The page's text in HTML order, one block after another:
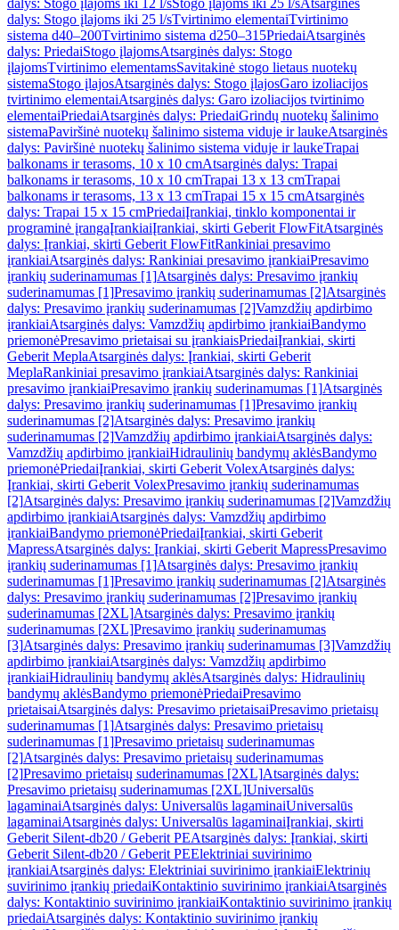
dalys: Stogo įlajoms iki 12 l/sStogo įlajoms iki 25 l/sAtsarginės
dalys: Stogo įlajoms iki 25 l/sTvirtinimo elementaiTvirtinimo
sistema d40–200Tvirtinimo sistema d250–315PriedaiAtsarginės
dalys: PriedaiStogo įlajomsAtsarginės dalys: Stogo
įlajomsTvirtinimo elementamsSavitakinė stogo lietaus nuotekų
sistemaStogo įlajosAtsarginės dalys: Stogo įlajosGaro izoliacijos
tvirtinimo elementaiAtsarginės dalys: Garo izoliacijos tvirtinimo
elementaiPriedaiAtsarginės dalys: PriedaiGrindų nuotekų šalinimo
sistemaPaviršinė nuotekų šalinimo sistema viduje ir laukeAtsarginės
dalys: Paviršinė nuotekų šalinimo sistema viduje ir laukeTrapai
balkonams ir terasoms, 10 x 10 cmAtsarginės dalys: Trapai
balkonams ir terasoms, 10 x 10 cmTrapai 13 x 13 cmTrapai
balkonams ir terasoms, 13 x 13 cmTrapai 15 x 15 cmAtsarginės
dalys: Trapai 15 x 15 cmPriedaiĮrankiai, tinklo komponentai ir
programinė įrangaĮrankiaiĮrankiai, skirti Geberit FlowFitAtsarginės
dalys: Įrankiai, skirti Geberit FlowFitRankiniai presavimo
įrankiaiAtsarginės dalys: Rankiniai presavimo įrankiaiPresavimo
įrankių suderinamumas [1]Atsarginės dalys: Presavimo įrankių
suderinamumas [1]Presavimo įrankių suderinamumas [2]Atsarginės
dalys: Presavimo įrankių suderinamumas [2]Vamzdžių apdirbimo
įrankiaiAtsarginės dalys: Vamzdžių apdirbimo įrankiaiBandymo
priemonėPresavimo prietaisai su įrankiaisPriedaiĮrankiai, skirti
Geberit MeplaAtsarginės dalys: Įrankiai, skirti Geberit
MeplaRankiniai presavimo įrankiaiAtsarginės dalys: Rankiniai
presavimo įrankiaiPresavimo įrankių suderinamumas [1]Atsarginės
dalys: Presavimo įrankių suderinamumas [1]Presavimo įrankių
suderinamumas [2]Atsarginės dalys: Presavimo įrankių
suderinamumas [2]Vamzdžių apdirbimo įrankiaiAtsarginės dalys:
Vamzdžių apdirbimo įrankiaiHidraulinių bandymų aklėsBandymo
priemonėPriedaiĮrankiai, skirti Geberit VolexAtsarginės dalys:
Įrankiai, skirti Geberit VolexPresavimo įrankių suderinamumas
[2]Atsarginės dalys: Presavimo įrankių suderinamumas [2]Vamzdžių
apdirbimo įrankiaiAtsarginės dalys: Vamzdžių apdirbimo
įrankiaiBandymo priemonėPriedaiĮrankiai, skirti Geberit
MapressAtsarginės dalys: Įrankiai, skirti Geberit MapressPresavimo
įrankių suderinamumas [1]Atsarginės dalys: Presavimo įrankių
suderinamumas [1]Presavimo įrankių suderinamumas [2]Atsarginės
dalys: Presavimo įrankių suderinamumas [2]Presavimo įrankių
suderinamumas [2XL]Atsarginės dalys: Presavimo įrankių
suderinamumas [2XL]Presavimo įrankių suderinamumas
[3]Atsarginės dalys: Presavimo įrankių suderinamumas [3]Vamzdžių
apdirbimo įrankiaiAtsarginės dalys: Vamzdžių apdirbimo
įrankiaiHidraulinių bandymų aklėsAtsarginės dalys: Hidraulinių
bandymų aklėsBandymo priemonėPriedaiPresavimo
prietaisaiAtsarginės dalys: Presavimo prietaisaiPresavimo prietaisų
suderinamumas [1]Atsarginės dalys: Presavimo prietaisų
suderinamumas [1]Presavimo prietaisų suderinamumas
[2]Atsarginės dalys: Presavimo prietaisų suderinamumas
[2]Presavimo prietaisų suderinamumas [2XL]Atsarginės dalys:
Presavimo prietaisų suderinamumas [2XL]Universalūs
lagaminaiAtsarginės dalys: Universalūs lagaminaiUniversalūs
lagaminaiAtsarginės dalys: Universalūs lagaminaiĮrankiai, skirti
Geberit Silent-db20 / Geberit PEAtsarginės dalys: Įrankiai, skirti
Geberit Silent-db20 / Geberit PEElektriniai suvirinimo
įrankiaiAtsarginės dalys: Elektriniai suvirinimo įrankiaiElektrinių
suvirinimo įrankių priedaiKontaktinio suvirinimo įrankiaiAtsarginės
dalys: Kontaktinio suvirinimo įrankiaiKontaktinio suvirinimo įrankių
priedaiAtsarginės dalys: Kontaktinio suvirinimo įrankių